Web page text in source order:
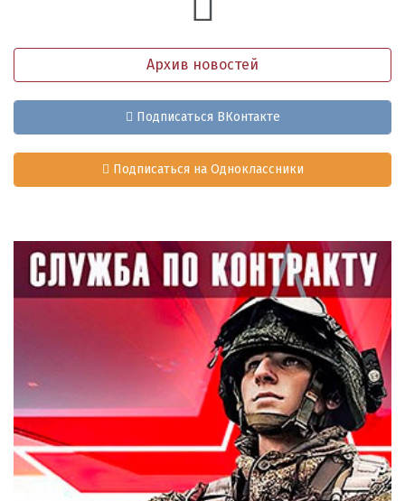
Архив новостей
Подписаться ВКонтакте
Подписаться на Одноклассники